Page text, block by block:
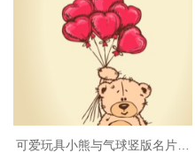
可爱玩具小熊与气球竖版名片设计